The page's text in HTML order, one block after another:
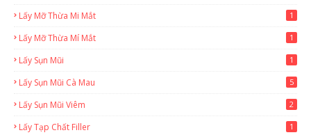
Lấy Mỡ Thừa Mi Mắt 1
Lấy Mỡ Thừa Mí Mắt 1
Lấy Sụn Mũi 1
Lấy Sụn Mũi Cà Mau 5
Lấy Sụn Mũi Viêm 2
Lấy Tạp Chất Filler 1